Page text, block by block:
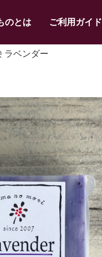
のとは ご利用ガイド
ラベンダー